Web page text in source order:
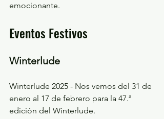
emocionante.
Eventos Festivos
Winterlude
Winterlude 2025 - Nos vemos del 31 de
enero al 17 de febrero para la 47.ª
edición del Winterlude.